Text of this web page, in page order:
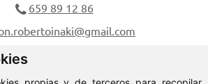
659 89 12 86
Nº6, 24005 León (León)